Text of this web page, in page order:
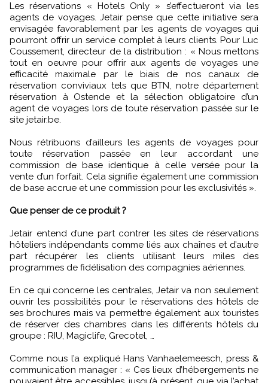
Les réservations « Hotels Only » s’effectueront via les
agents de voyages. Jetair pense que cette initiative sera
envisagée favorablement par les agents de voyages qui
pourront offrir un service complet à leurs clients. Pour Luc
Coussement, directeur de la distribution : « Nous mettons
tout en oeuvre pour offrir aux agents de voyages une
efficacité maximale par le biais de nos canaux de
réservation conviviaux tels que BTN, notre département
réservation à Ostende et la sélection obligatoire d’un
agent de voyages lors de toute réservation passée sur le
site jetair.be.
Nous rétribuons d’ailleurs les agents de voyages pour
toute réservation passée en leur accordant une
commission de base identique à celle versée pour la
vente d’un forfait. Cela signifie également une commission
de base accrue et une commission pour les exclusivités ».
Que penser de ce produit ?
Jetair entend d’une part contrer les sites de réservations
hôteliers indépendants comme liés aux chaînes et d’autre
part récupérer les clients utilisant leurs miles des
programmes de fidélisation des compagnies aériennes.
En ce qui concerne les centrales, Jetair va non seulement
ouvrir les possibilités pour le réservations des hôtels de
ses brochures mais va permettre également aux touristes
de réserver des chambres dans les différents hôtels du
groupe : RIU, Magiclife, Grecotel, …
Comme nous l’a expliqué Hans Vanhaelemeesch, press &
communication manager : « Ces lieux d’hébergements ne